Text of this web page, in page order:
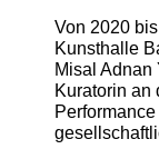
Von 2020
Kunsthalle
Misal Adnan
Kuratorin an